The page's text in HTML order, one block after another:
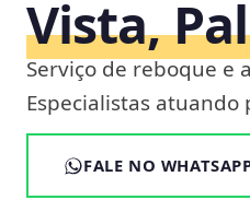
Vista,
Serviço de reboque e
Especialistas atuando
FALE NO